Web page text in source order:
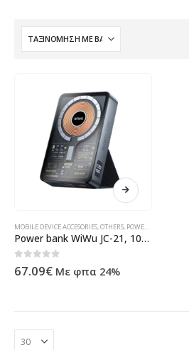
MOBILE DEVICE ACCESORIES OTHERS POWER BANKS
Power bank WiWu JC-21, 10000mAh, 22.5W, Qi, MagSafe, Black – 87080
0out of 5
67.09€ Με φπα 24%